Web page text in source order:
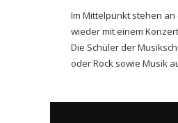
Im Mittelpunkt stehen
wieder mit einem
Die Schüler der
oder Rock sowie Musik